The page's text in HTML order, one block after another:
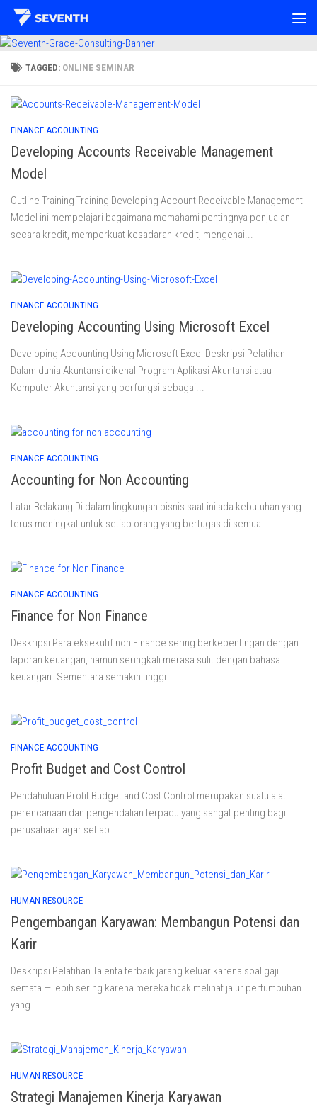
Skip to content
TAGGED: ONLINE SEMINAR
FINANCE ACCOUNTING
Developing Accounts Receivable Management
Model
Outline Training Training Developing Account Receivable Management
Model ini mempelajari bagaimana memahami pentingnya penjualan
secara kredit, memperkuat kesadaran kredit, mengenai...
FINANCE ACCOUNTING
Developing Accounting Using Microsoft Excel
Developing Accounting Using Microsoft Excel Deskripsi Pelatihan
Dalam dunia Akuntansi dikenal Program Aplikasi Akuntansi atau
Komputer Akuntansi yang berfungsi sebagai...
FINANCE ACCOUNTING
Accounting for Non Accounting
Latar Belakang Di dalam lingkungan bisnis saat ini ada kebutuhan yang
terus meningkat untuk setiap orang yang bertugas di semua...
FINANCE ACCOUNTING
Finance for Non Finance
Deskripsi Para eksekutif non Finance sering berkepentingan dengan
laporan keuangan, namun seringkali merasa sulit dengan bahasa
keuangan. Sementara semakin tinggi...
FINANCE ACCOUNTING
Profit Budget and Cost Control
Pendahuluan Profit Budget and Cost Control merupakan suatu alat
perencanaan dan pengendalian terpadu yang sangat penting bagi
perusahaan agar setiap...
HUMAN RESOURCE
Pengembangan Karyawan: Membangun Potensi dan
Karir
Deskripsi Pelatihan Talenta terbaik jarang keluar karena soal gaji
semata — lebih sering karena mereka tidak melihat jalur pertumbuhan
yang...
HUMAN RESOURCE
Strategi Manajemen Kinerja Karyawan